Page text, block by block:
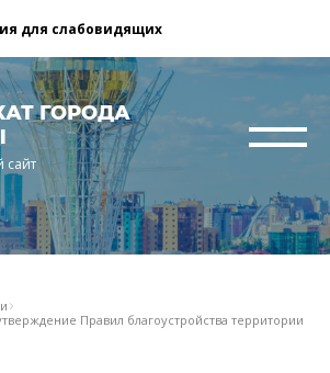
для слабовидящих
ГОРОДА
сайт
Правил благоустройства территории